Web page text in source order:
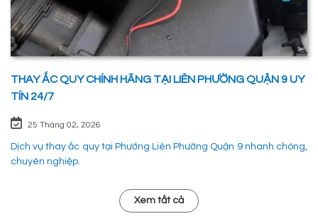
THAY ẮC QUY CHÍNH HÃNG TẠI LIÊN PHƯỜNG QUẬN 9 UY
TÍN 24/7
25 Tháng 02, 2026
Dịch vụ thay ắc quy tại Phường Liên Phường Quận 9 nhanh chóng,
chuyên nghiệp.
Xem tất cả